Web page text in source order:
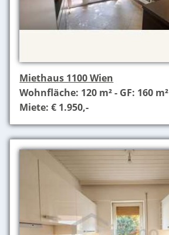
Miethaus 1100 Wien
Wohnfläche: 120 m² - GF: 160 m²
Miete: € 1.950,-